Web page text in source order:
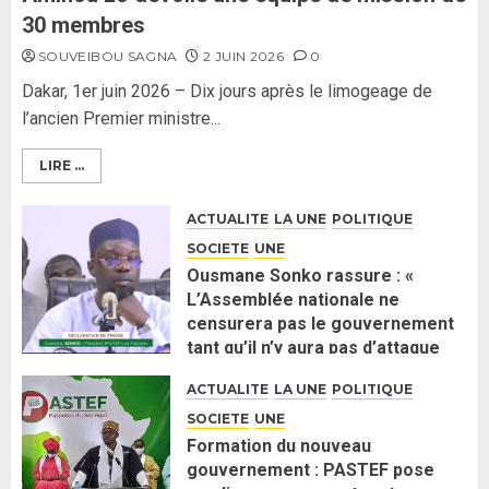
30 membres
SOUVEIBOU SAGNA 2 JUIN 2026 0
Dakar, 1er juin 2026 – Dix jours après le limogeage de
l’ancien Premier ministre...
LIRE ...
ACTUALITE LA UNE POLITIQUE
SOCIETE UNE
Ousmane Sonko rassure : «
L’Assemblée nationale ne
censurera pas le gouvernement
tant qu’il n’y aura pas d’attaque
2 JUIN 2026 0
ACTUALITE LA UNE POLITIQUE
SOCIETE UNE
Formation du nouveau
gouvernement : PASTEF pose